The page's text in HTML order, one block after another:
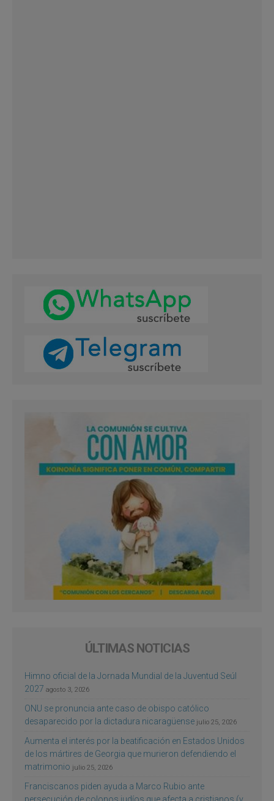
ÚLTIMAS NOTICIAS
Himno oficial de la Jornada Mundial de la Juventud Seúl
2027 agosto 3, 2026
ONU se pronuncia ante caso de obispo católico
desaparecido por la dictadura nicaragüense julio 25, 2026
Aumenta el interés por la beatificación en Estados Unidos
de los mártires de Georgia que murieron defendiendo el
matrimonio julio 25, 2026
Franciscanos piden ayuda a Marco Rubio ante